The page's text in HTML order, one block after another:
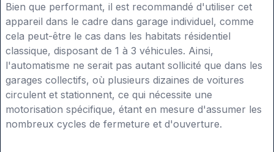
Bien que performant, il est recommandé d'utiliser cet
appareil dans le cadre dans garage individuel, comme
cela peut-être le cas dans les habitats résidentiel
classique, disposant de 1 à 3 véhicules. Ainsi,
l'automatisme ne serait pas autant sollicité que dans les
garages collectifs, où plusieurs dizaines de voitures
circulent et stationnent, ce qui nécessite une
motorisation spécifique, étant en mesure d'assumer les
nombreux cycles de fermeture et d'ouverture.